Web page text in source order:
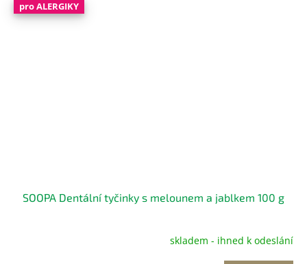
pro ALERGIKY
SOOPA Dentální tyčinky s melounem a jablkem 100 g
skladem - ihned k odeslání